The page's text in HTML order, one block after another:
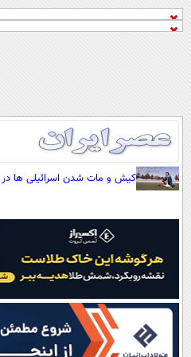
صفحه
آرشیو
نظرسنجی
آب و
اوقات
سواد
کیش و مات شدن اسرائیلی ها در